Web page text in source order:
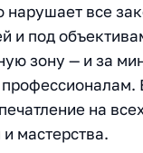
нарушает все
и под
зону — и за
на
мастерства.